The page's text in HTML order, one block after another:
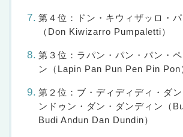
第４位：ドン・キウィザッロ・
（Don Kiwizarro Pumpaletti）
第３位：ラパン・パン・パン・
ン（Lapin Pan Pun Pen Pin Pon
第２位：ブ・ディディディ・ダ
ンドゥン・ダン・ダンディン（
Budi Andun Dan Dundin）